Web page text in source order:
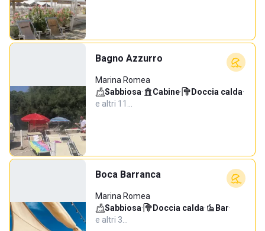
Bagno Azzurro
Marina Romea
Sabbiosa· Cabine· Doccia calda·
e altri 11…
Boca Barranca
Marina Romea
Sabbiosa· Doccia calda· Bar·
e altri 3…